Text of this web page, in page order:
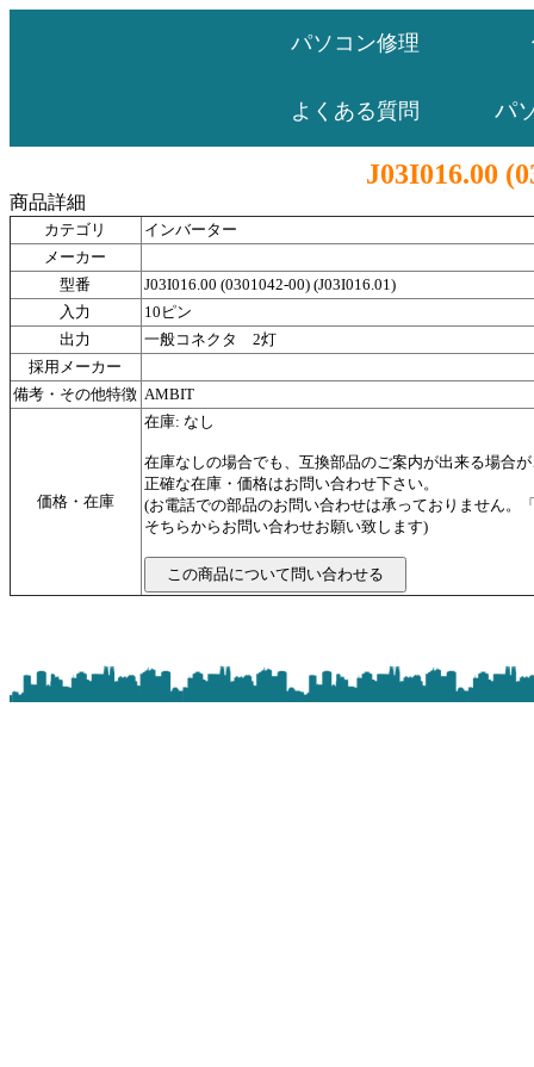
パソコン修理
よくある質問 パ
J03I016.00
商品詳細
カテゴリ
インバーター
メーカー
型番
J03I016.00 (0301042-00) (J03I016.01)
入力
10ピン
出力
一般コネクタ 2灯
採用メーカー
備考・その他特徴 AMBIT
価格・在庫
在庫: なし
在庫なしの場合でも、互換部品のご案内が出来る場合
正確な在庫・価格はお問い合わせ下さい。
(お電話での部品のお問い合わせは承っておりません。
そちらからお問い合わせお願い致します)